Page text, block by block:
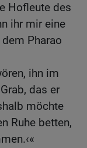
Hofleute des
ihr mir eine
Pharao
ihn im
das er
möchte
Ruhe betten,